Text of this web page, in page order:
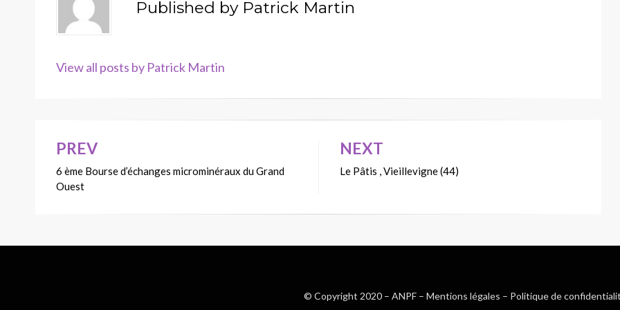
Published by Patrick Martin
View all posts by Patrick Martin
Navigation
de
PREV
6 ème Bourse d’échanges microminéraux du Grand
Ouest
NEXT
Le Pâtis , Vieillevigne (44)
© Copyright 2020 – ANPF– Mentions légales – Politique de